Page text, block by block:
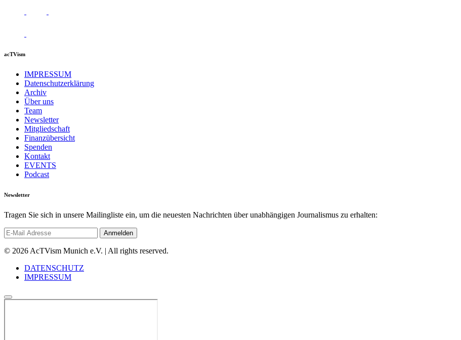
acTVism
IMPRESSUM
Datenschutzerklärung
Archiv
Über uns
Team
Newsletter
Mitgliedschaft
Finanzübersicht
Spenden
Kontakt
EVENTS
Podcast
Newsletter
Tragen Sie sich in unsere Mailingliste ein, um die neuesten Nachrichten über unabhängigen Journalismus zu erhalten:
© 2026 AcTVism Munich e.V. | All rights reserved.
DATENSCHUTZ
IMPRESSUM